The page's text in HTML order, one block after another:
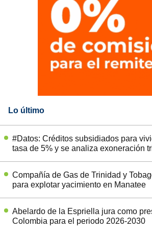
Lo último
#Datos: Créditos subsidiados para
tasa de 5% y se analiza exoneración
Compañía de Gas de Trinidad y
para explotar yacimiento en Manatee
Abelardo de la Espriella jura como
Colombia para el periodo 2026-2030